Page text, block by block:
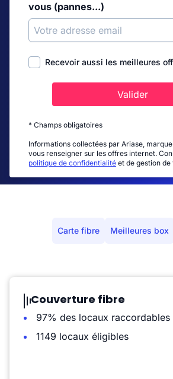
vous (pannes...)
Recevoir aussi les meilleures
Valider
* Champs obligatoires
Informations collectées par Ariase,
vous renseigner sur les offres internet.
politique de confidentialité et de gestion de
Carte fibre Meilleures box
Couverture fibre
97% des locaux raccordables
1149 locaux éligibles